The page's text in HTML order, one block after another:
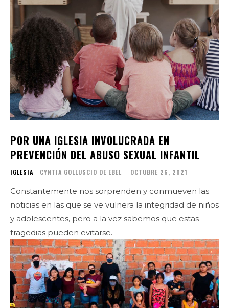
POR UNA IGLESIA INVOLUCRADA EN
PREVENCIÓN DEL ABUSO SEXUAL INFANTIL
IGLESIA CYNTIA GOLLUSCIO DE EBEL - OCTUBRE 26, 2021
Constantemente nos sorprenden y conmueven las
noticias en las que se ve vulnera la integridad de niños
y adolescentes, pero a la vez sabemos que estas
tragedias pueden evitarse.